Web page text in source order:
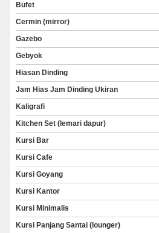
Bufet
Cermin (mirror)
Gazebo
Gebyok
Hiasan Dinding
Jam Hias Jam Dinding Ukiran
Kaligrafi
Kitchen Set (lemari dapur)
Kursi Bar
Kursi Cafe
Kursi Goyang
Kursi Kantor
Kursi Minimalis
Kursi Panjang Santai (lounger)